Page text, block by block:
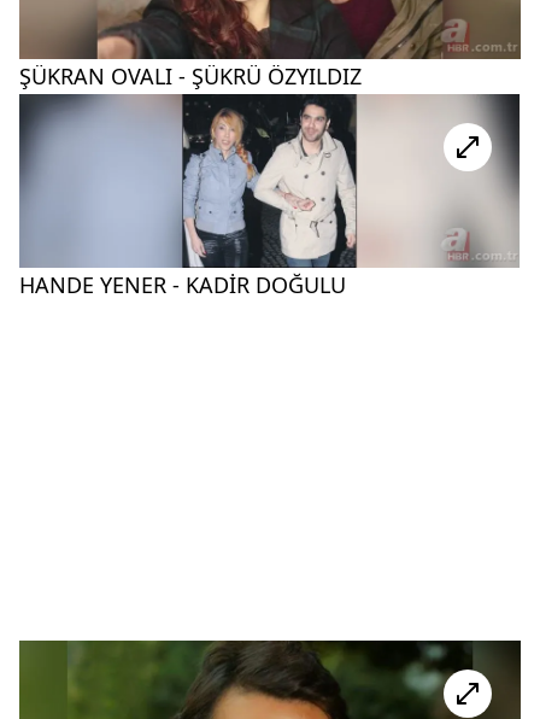
ŞÜKRAN OVALI - ŞÜKRÜ ÖZYILDIZ
HANDE YENER - KADİR DOĞULU